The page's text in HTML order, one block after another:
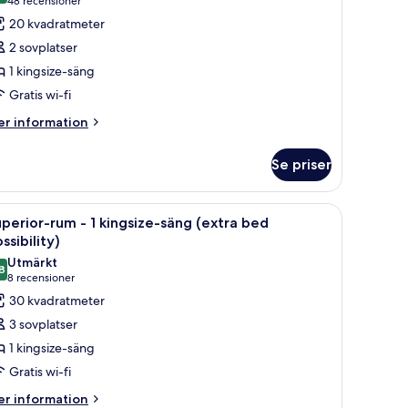
20 kvadratmeter
2 sovplatser
1 kingsize-säng
Gratis wi-fi
information
Se priser
en bänk, en mönstrad fåtölj och utsikt över staden genom stora fönster.
Ett modernt sovrum med en stor säng,
5
rum - 1 kingsize-säng (extra bed
av 10
Utmärkt
8 recensioner
(8 recensioner)
30 kvadratmeter
3 sovplatser
1 kingsize-säng
Gratis wi-fi
information